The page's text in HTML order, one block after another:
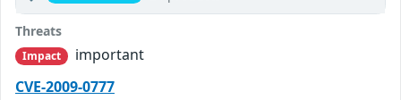
Threats
Impact
important
CVE-2009-0777